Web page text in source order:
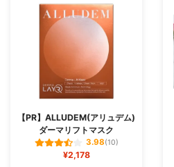
【PR】ALLUDEM(アリュデム)
ダーマリフトマスク
3.98(10)
¥2,178